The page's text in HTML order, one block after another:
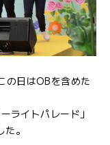
日はOBを含めた
ライトパレード」
。